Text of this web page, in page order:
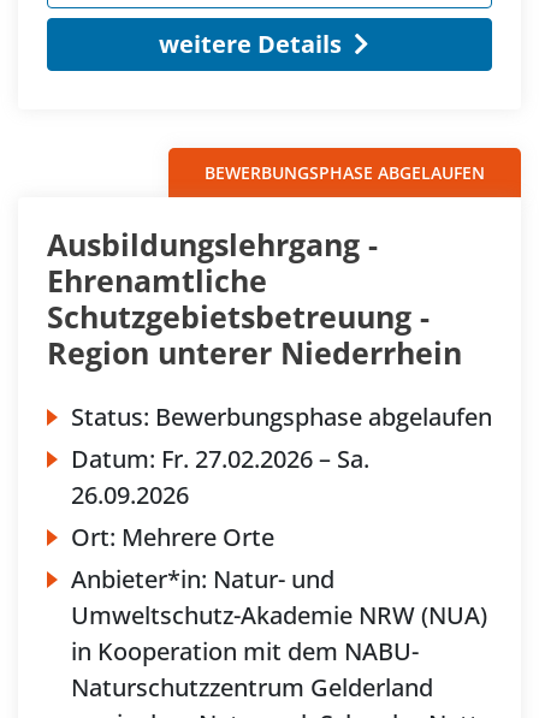
weitere Details
BEWERBUNGSPHASE ABGELAUFEN
Ausbildungslehrgang -
Ehrenamtliche
Schutzgebietsbetreuung -
Region unterer Niederrhein
Status: Bewerbungsphase abgelaufen
Datum: Fr. 27.02.2026 – Sa.
26.09.2026
Ort: Mehrere Orte
Anbieter*in: Natur- und
Umweltschutz-Akademie NRW (NUA)
in Kooperation mit dem NABU-
Naturschutzzentrum Gelderland